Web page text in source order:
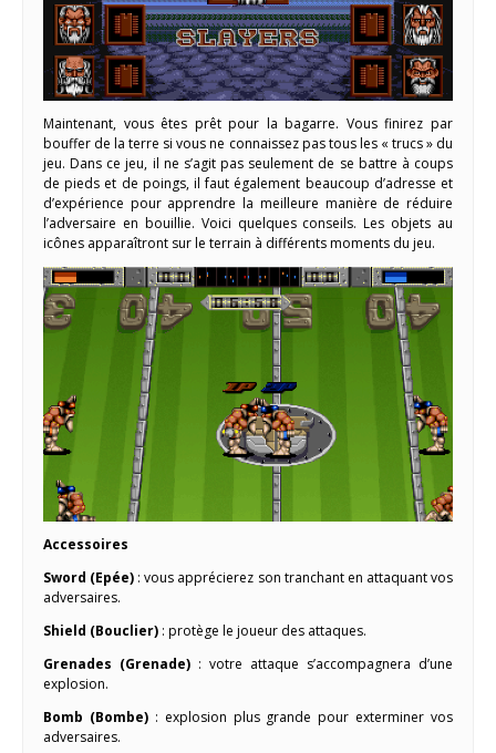
Maintenant, vous êtes prêt pour la bagarre. Vous finirez par
bouffer de la terre si vous ne connaissez pas tous les « trucs » du
jeu. Dans ce jeu, il ne s’agit pas seulement de se battre à coups
de pieds et de poings, il faut également beaucoup d’adresse et
d’expérience pour apprendre la meilleure manière de réduire
l’adversaire en bouillie. Voici quelques conseils. Les objets au
icônes apparaîtront sur le terrain à différents moments du jeu.
Accessoires
Sword (Epée) : vous apprécierez son tranchant en attaquant vos
adversaires.
Shield (Bouclier) : protège le joueur des attaques.
Grenades (Grenade) : votre attaque s’accompagnera d’une
explosion.
Bomb (Bombe): explosion plus grande pour exterminer vos
adversaires.